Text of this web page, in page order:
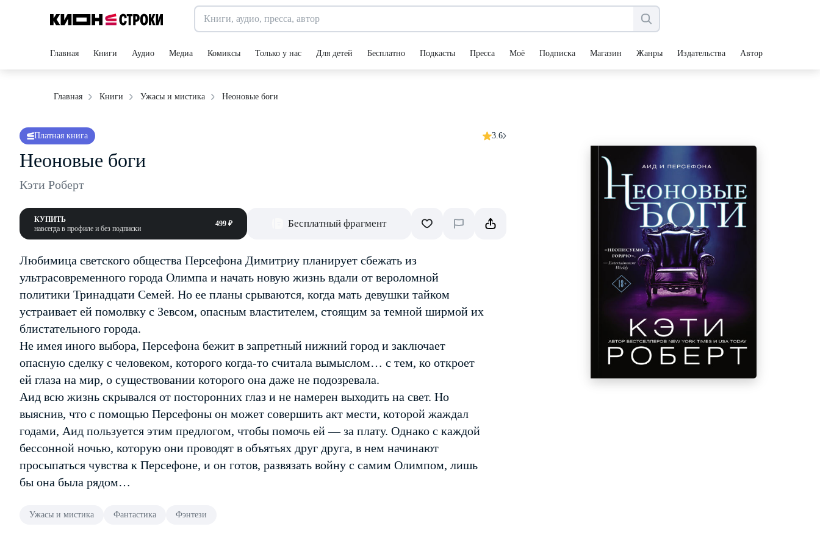
Главная Книги Аудио Медиа Комиксы Только у нас Для детей Бесплатно Подкасты Пресса Моё Подписка Магазин Жанры Издательства Авторы
Главная Книги Ужасы и мистика Неоновые боги
Платная книга 3.6
Неоновые боги
Кэти Роберт
КУПИТЬ
навсегда в профиле и без подписки
499 ₽ Бесплатный фрагмент
Любимица светского общества Персефона Димитриу планирует сбежать из
ультрасовременного города Олимпа и начать новую жизнь вдали от вероломной
политики Тринадцати Семей. Но ее планы срываются, когда мать девушки тайком
устраивает ей помолвку с Зевсом, опасным властителем, стоящим за темной ширмой их
блистательного города.
Не имея иного выбора, Персефона бежит в запретный нижний город и заключает
опасную сделку с человеком, которого когда-то считала вымыслом… с тем, ко откроет
ей глаза на мир, о существовании которого она даже не подозревала.
Аид всю жизнь скрывался от посторонних глаз и не намерен выходить на свет. Но
выяснив, что с помощью Персефоны он может совершить акт мести, которой жаждал
годами, Аид пользуется этим предлогом, чтобы помочь ей — за плату. Однако с каждой
бессонной ночью, которую они проводят в объятьях друг друга, в нем начинают
просыпаться чувства к Персефоне, и он готов, развязать войну с самим Олимпом, лишь
бы она была рядом…
Ужасы и мистика Фантастика Фэнтези